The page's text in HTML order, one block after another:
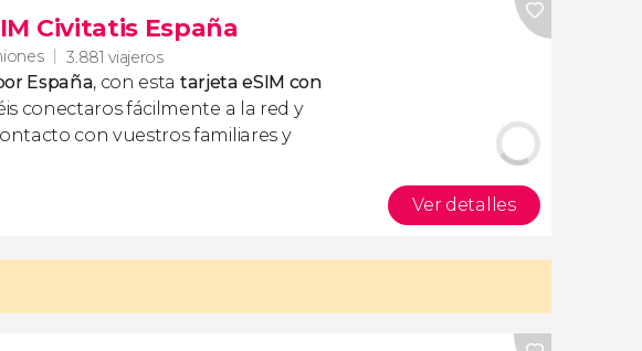
Civitatis España
3.881 viajeros
España, con esta tarjeta eSIM con
conectaros fácilmente a la red y
con vuestros familiares y
Ver detalles